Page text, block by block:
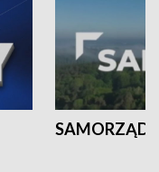
SAMORZĄD